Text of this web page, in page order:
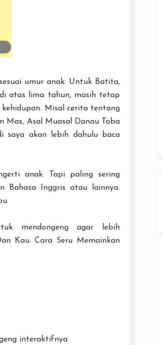
umur anak. Untuk Batita,
atas lima tahun, masih tetap
Misal cerita tentang
Mas, Asal Muasal Danau Toba
saya akan lebih dahulu baca
anak. Tapi paling sering
Bahasa Inggris atau lainnya.
mendongeng agar lebih
Kau. Cara Seru Memainkan
interaktifnya